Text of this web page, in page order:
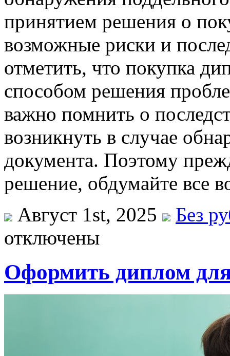
принятием решения о
возможные риски и
отметить, что покупка
способом решения
важно помнить о
возникнуть в случае
документа. Поэтому
решение, обдумайте все
Август 1st, 2025
Без
отключены
Оформить диплом